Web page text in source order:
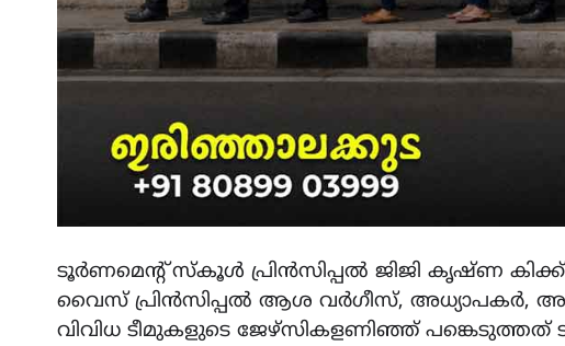
ടൂർണമെന്റ് സ്കൂൾ പ്രിൻസിപ്പൽ ജിജി കൃഷ്ണ
വൈസ് പ്രിൻസിപ്പൽ ആശ വർഗീസ്, അധ്യാപകർ,
വിവിധ ടീമുകളുടെ ജേഴ്സികളണിഞ്ഞ് പങ്കെടുത്തത്